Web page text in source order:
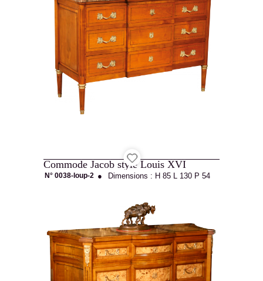
Ébénisterie
Catalogue
Commode Jacob style Louis XVI
N° 0038-loup-2 ● Dimensions : H 85 L 130 P 54